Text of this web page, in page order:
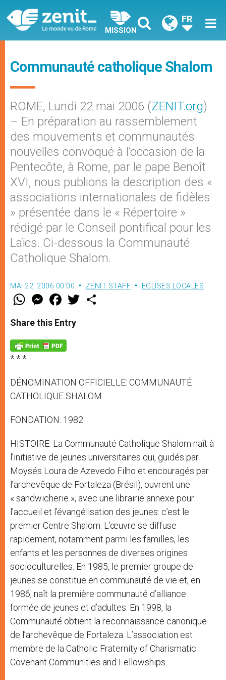
MISSION
FR
Communauté catholique Shalom
ROME, Lundi 22 mai 2006 (ZENIT.org)
– En préparation au rassemblement
des mouvements et communautés
nouvelles convoqué à l’occasion de la
Pentecôte, à Rome, par le pape Benoît
XVI, nous publions la description des «
associations internationales de fidèles
» présentée dans le « Répertoire »
rédigé par le Conseil pontifical pour les
Laïcs. Ci-dessous la Communauté
Catholique Shalom.
MAI 22, 2006 00:00 ZENIT STAFF EGLISES LOCALES
W
t
s
p
p
M
e
s
e
g
e
F
a
e
b
o
k
w
Share this Entry
* * *
DÉNOMINATION OFFICIELLE: COMMUNAUTÉ
CATHOLIQUE SHALOM
FONDATION: 1982
HISTOIRE: La Communauté Catholique Shalom naît à
l’initiative de jeunes universitaires qui, guidés par
Moysés Loura de Azevedo Filho et encouragés par
l’archevêque de Fortaleza (Brésil), ouvrent une
« sandwicherie », avec une librairie annexe pour
l’accueil et l’évangélisation des jeunes: c’est le
premier Centre Shalom. L’œuvre se diffuse
rapidement, notamment parmi les familles, les
enfants et les personnes de diverses origines
socioculturelles. En 1985, le premier groupe de
jeunes se constitue en communauté de vie et, en
1986, naît la première communauté d’alliance
formée de jeunes et d’adultes. En 1998, la
Communauté obtient la reconnaissance canonique
de l’archevêque de Fortaleza. L’association est
membre de la Catholic Fraternity of Charismatic
Covenant Communities and Fellowships.